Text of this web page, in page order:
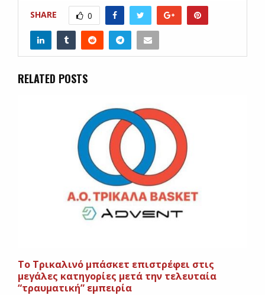
SHARE 0
RELATED POSTS
Το Τρικαλινό μπάσκετ επιστρέφει στις
μεγάλες κατηγορίες μετά την τελευταία
“τραυματική” εμπειρία